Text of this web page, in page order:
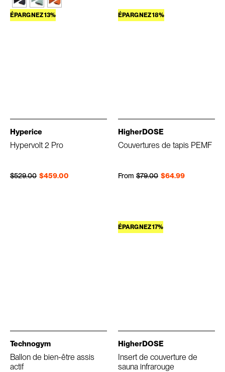
ÉPARGNEZ 13%
Hyperice
Hypervolt 2 Pro
$459.00
Prix régulier
$529.00
Prix réduit
ÉPARGNEZ 18%
HigherDOSE
Couvertures de tapis PEMF
From $64.99
Prix régulier
$79.00
Prix réduit
Technogym
Ballon de bien-être assis
actif
ÉPARGNEZ 17%
HigherDOSE
Insert de couverture de
sauna infrarouge